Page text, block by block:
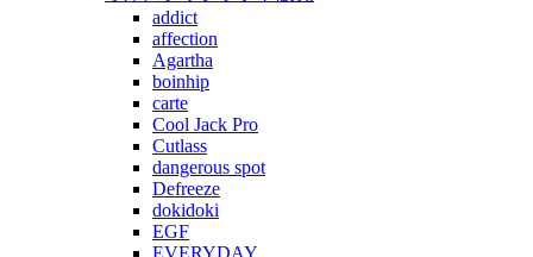
addict
affection
Agartha
boinhip
carte
Cool Jack Pro
Cutlass
dangerous spot
Defreeze
dokidoki
EGF